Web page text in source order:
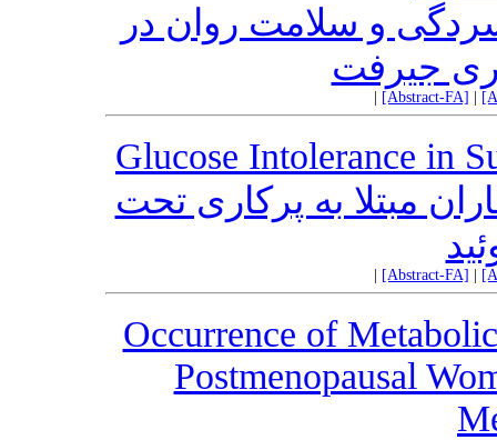
و سلامت روان در
جیرفت
[Abstract-FA]
Glucose Intolerance in
مبتلا به پرکاری تحت
[Abstract-FA]
Occurrence of
Postmenopausal